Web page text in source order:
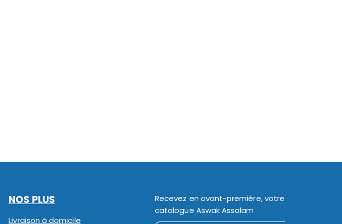
NOS PLUS
Livraison à domicile
Recevez en avant-première, votre
catalogue Aswak Assalam